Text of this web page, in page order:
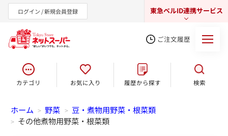
ログイン / 新規会員登録 東急ベルID連携サービス
東急オンラインショップ
ご注文履歴
カテゴリ お気に入り 履歴から探す 検索
ホーム > 野菜 > 豆・煮物用野菜・根菜類
> その他煮物用野菜・根菜類